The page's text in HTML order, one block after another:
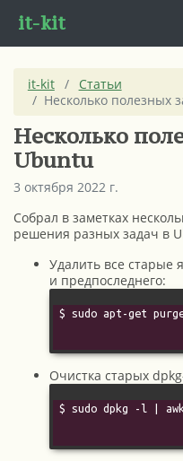
it-kit
it-kit
Статьи
Несколько полезных
Несколько
Ubuntu
3 октября 2022 г.
Собрал в заметках
решения разных задач в
Удалить все старые
и предпоследнего:
$ sudo apt-get
Очистка старых
$ sudo dpkg -l |